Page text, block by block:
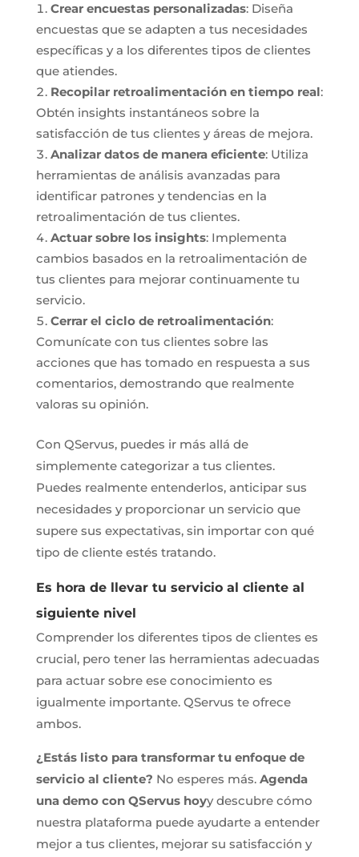
Crear encuestas personalizadas: Diseña
encuestas que se adapten a tus necesidades
específicas y a los diferentes tipos de clientes
que atiendes.
Recopilar retroalimentación en tiempo real:
Obtén insights instantáneos sobre la
satisfacción de tus clientes y áreas de mejora.
Analizar datos de manera eficiente: Utiliza
herramientas de análisis avanzadas para
identificar patrones y tendencias en la
retroalimentación de tus clientes.
Actuar sobre los insights: Implementa
cambios basados en la retroalimentación de
tus clientes para mejorar continuamente tu
servicio.
Cerrar el ciclo de retroalimentación:
Comunícate con tus clientes sobre las
acciones que has tomado en respuesta a sus
comentarios, demostrando que realmente
valoras su opinión.
Con QServus, puedes ir más allá de
simplemente categorizar a tus clientes.
Puedes realmente entenderlos, anticipar sus
necesidades y proporcionar un servicio que
supere sus expectativas, sin importar con qué
tipo de cliente estés tratando.
Es hora de llevar tu servicio al cliente al
siguiente nivel
Comprender los diferentes tipos de clientes es
crucial, pero tener las herramientas adecuadas
para actuar sobre ese conocimiento es
igualmente importante. QServus te ofrece
ambos.
¿Estás listo para transformar tu enfoque de
servicio al cliente? No esperes más. Agenda
una demo con QServus hoyy descubre cómo
nuestra plataforma puede ayudarte a entender
mejor a tus clientes, mejorar su satisfacción y